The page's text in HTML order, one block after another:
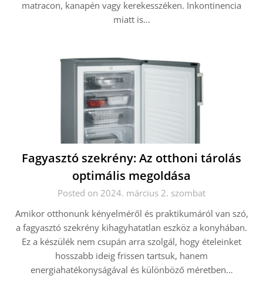
matracon, kanapén vagy kerekesszéken. Inkontinencia
miatt is…
Fagyasztó szekrény: Az otthoni tárolás
optimális megoldása
Posted on 2024. március 2. szombat
Amikor otthonunk kényelméről és praktikumáról van szó,
a fagyasztó szekrény kihagyhatatlan eszköz a konyhában.
Ez a készülék nem csupán arra szolgál, hogy ételeinket
hosszabb ideig frissen tartsuk, hanem
energiahatékonyságával és különböző méretben…